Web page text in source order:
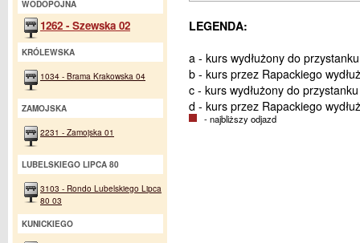
LEGENDA:
a - kurs wydłużony do
b - kurs przez Rapackiego
c - kurs wydłużony do
d - kurs przez Rapackiego
- najbliższy odjazd
WODOPOJNA
1262 - Szewska 02
KRÓLEWSKA
1034 - Brama Krakowska 04
ZAMOJSKA
2231 - Zamojska 01
LUBELSKIEGO LIPCA 80
3103 - Rondo Lubelskiego Lipca
80 03
KUNICKIEGO